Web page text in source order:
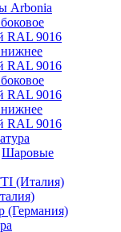
Arbonia
RAL 9016
RAL 9016
RAL 9016
RAL 9016
Шаровые
(Италия)
(Германия)